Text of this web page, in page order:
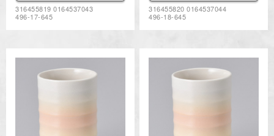
316455819 0164537043
496-17-645
316455820 0164537044
496-18-645